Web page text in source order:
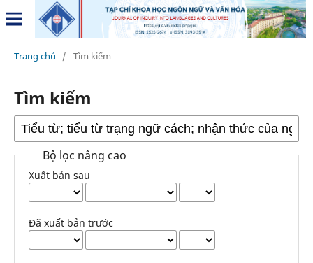
Trang chủ / Tìm kiếm
Tìm kiếm
Bộ lọc nâng cao
Xuất bản sau
Đã xuất bản trước